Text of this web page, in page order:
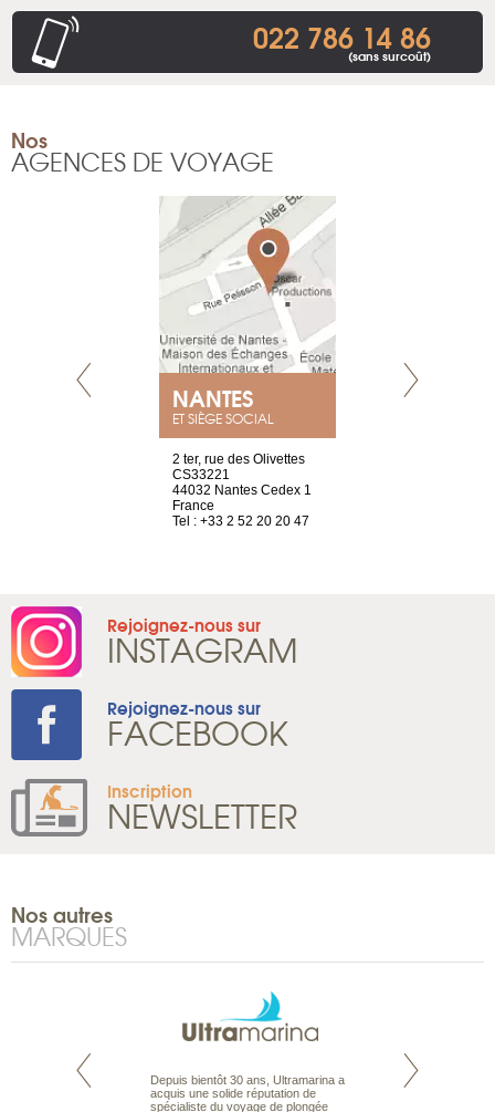
022 786 14 86
(sans surcoût)
Nos
AGENCES DE VOYAGE
NANTES
ET SIÈGE SOCIAL
2 ter, rue des Olivettes
CS33221
44032 Nantes Cedex 1
France
Tel : +33 2 52 20 20 47
Rejoignez-nous sur
INSTAGRAM
Rejoignez-nous sur
FACEBOOK
Inscription
NEWSLETTER
Nos autres
MARQUES
est le spécialiste
Depuis bientôt 30 ans, Ultramarina a
acquis une solide réputation de
spécialiste du voyage de plongée
Expert du voyage